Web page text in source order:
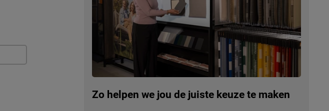
Zo helpen we jou de juiste keuze te maken